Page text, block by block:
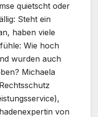
quietscht oder
Steht ein
haben viele
Wie hoch
wurden auch
Michaela
von